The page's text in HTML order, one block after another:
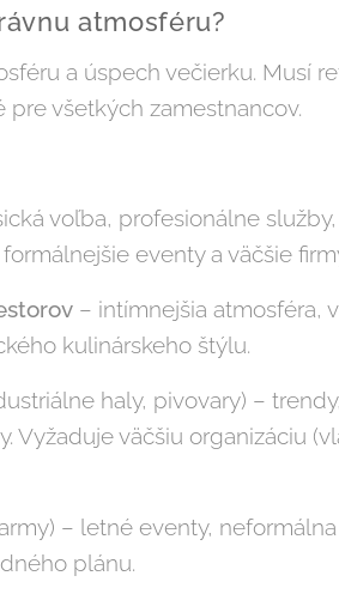
atmosféru?
a úspech večierku. Musí
všetkých zamestnancov.
voľba, profesionálne
eventy a väčšie
– intímnejšia atmosféra,
kulinárskeho štýlu.
haly, pivovary) –
Vyžaduje väčšiu organizáciu
– letné eventy,
plánu.